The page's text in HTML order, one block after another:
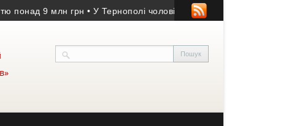
9 млн грн • У Тернополі чоловіка засудили за крадіжку газу